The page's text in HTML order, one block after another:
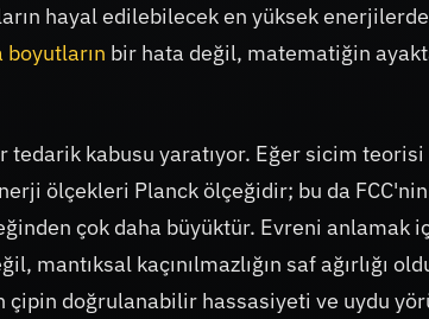
hayal edilebilecek en yüksek enerjilerde
boyutların bir hata değil, matematiğin
kabusu yaratıyor. Eğer sicim
ölçekleri Planck ölçeğidir; bu da
çok daha büyüktür. Evreni anlamak
mantıksal kaçınılmazlığın saf ağırlığı
doğrulanabilir hassasiyeti ve uydu